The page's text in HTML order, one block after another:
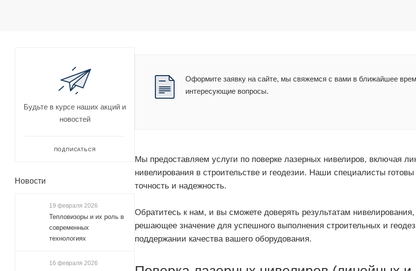
Оформите заявку на сайте, мы свяжемся с вами в ближайшее
интересующие вопросы.
Мы предоставляем услуги по поверке лазерных нивелиров, включая
нивелирования в строительстве и геодезии. Наши специалисты
точность и надежность.
Обратитесь к нам, и вы сможете доверять результатам
решающее значение для успешного выполнения строительных и
поддержании качества вашего оборудования.
Будьте в курсе наших акций и
новостей
ПОДПИСАТЬСЯ
Новости
19 февраля 2026
Тепловизоры и их роль в
современных
технологиях
16 февраля 2026